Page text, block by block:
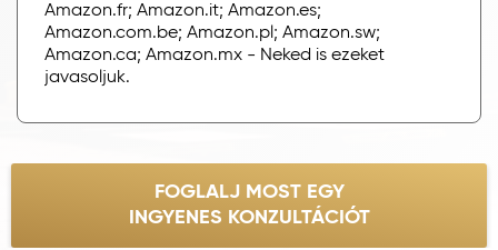
Amazon.fr; Amazon.it; Amazon.es;
Amazon.com.be; Amazon.pl; Amazon.sw;
Amazon.ca; Amazon.mx - Neked is ezeket
javasoljuk.
FOGLALJ MOST EGY
INGYENES KONZULTÁCIÓT